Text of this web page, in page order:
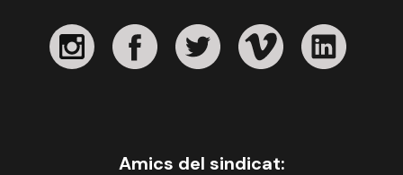
Amics del sindicat: